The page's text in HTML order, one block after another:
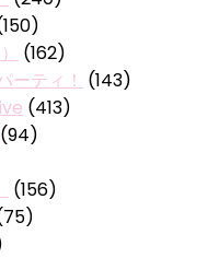
(162)
ーティ！ (143)
(413)
(94)
(156)